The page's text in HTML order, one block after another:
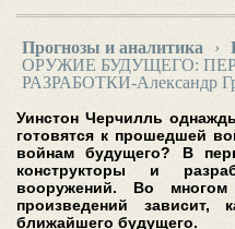
Прогнозы и аналитика ›
ОРУЖИЕ БУДУЩЕГО:
РАЗРАБОТКИ-Александр
Уинстон Черчилль
готовятся к прошедшей
войнам будущего? В
конструкторы и
вооружений. Во
произведений зависит,
ближайшего будущего.